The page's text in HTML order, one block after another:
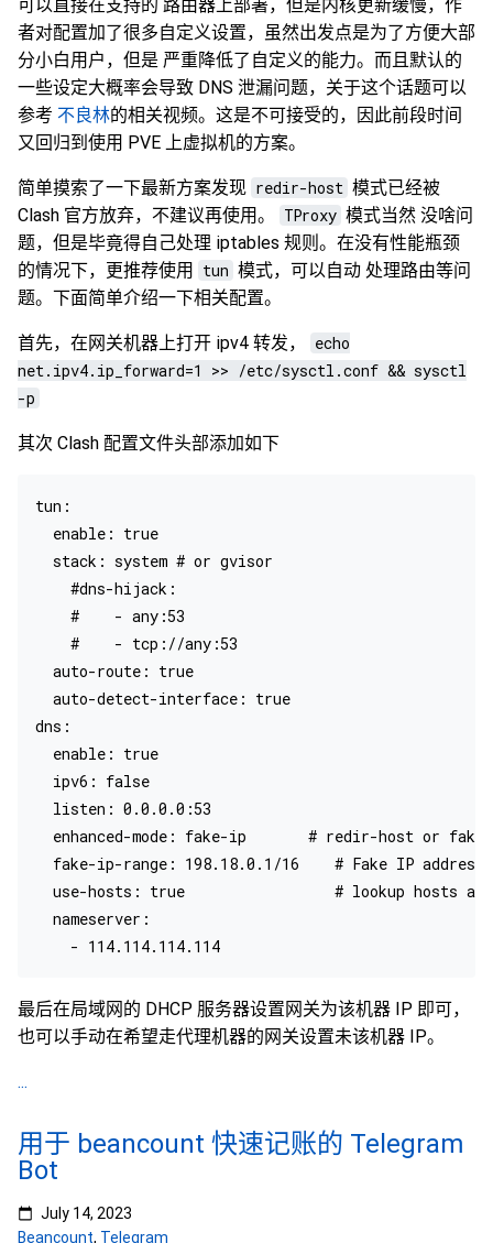
可以直接在支持的 路由器上部署，但是内核更新缓慢，作
者对配置加了很多自定义设置，虽然出发点是为了方便大部
分小白用户，但是 严重降低了自定义的能力。而且默认的
一些设定大概率会导致 DNS 泄漏问题，关于这个话题可以
参考 不良林的相关视频。这是不可接受的，因此前段时间
又回归到使用 PVE 上虚拟机的方案。
简单摸索了一下最新方案发现 redir-host 模式已经被
Clash 官方放弃，不建议再使用。
TProxy 模式当然 没啥问
题，但是毕竟得自己处理 iptables 规则。在没有性能瓶颈
的情况下，更推荐使用
tun 模式，可以自动 处理路由等问
题。下面简单介绍一下相关配置。
首先，在网关机器上打开 ipv4 转发，
echo
net.ipv4.ip_forward=1 >> /etc/sysctl.conf && sysctl
-p
其次 Clash 配置文件头部添加如下
tun:
  enable: true
  stack: system # or gvisor
    #dns-hijack:
    #    - any:53
    #    - tcp://any:53
  auto-route: true
  auto-detect-interface: true
dns:
  enable: true
  ipv6: false
  listen: 0.0.0.0:53
enhanced-mode: fake-ip       # redir-host or
fake-ip-range: 198.18.0.1/16    # Fake IP
use-hosts: true                 # lookup hosts
  nameserver:
最后在局域网的 DHCP 服务器设置网关为该机器 IP 即可，
也可以手动在希望走代理机器的网关设置未该机器 IP。
...
用于 beancount 快速记账的 Telegram
Bot
July 14, 2023
Beancount, Telegram